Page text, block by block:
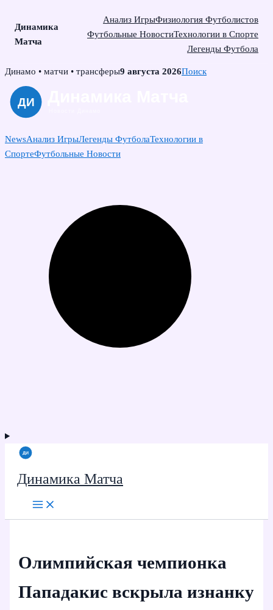
Динамика
Матча
Анализ ИгрыФизиология Футболистов
Футбольные НовостиТехнологии в Спорте
Легенды Футбола
Skip
content
Динамо • матчи • трансферы9 августа 2026Поиск
NewsАнализ ИгрыЛегенды ФутболаТехнологии в
СпортеФутбольные Новости
Динамика Матча
Олимпийская чемпионка
Пападакис вскрыла изнанку